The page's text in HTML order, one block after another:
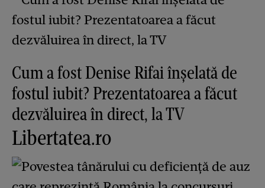
Cum a fost Denise Rifai înșelată de
fostul iubit? Prezentatoarea a făcut
dezvăluirea în direct, la TV
Libertatea.ro